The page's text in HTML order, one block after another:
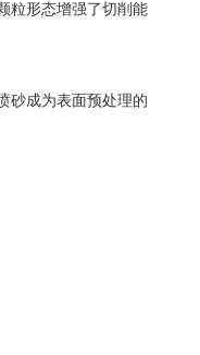
粒形态增强了切削能
砂成为表面预处理的